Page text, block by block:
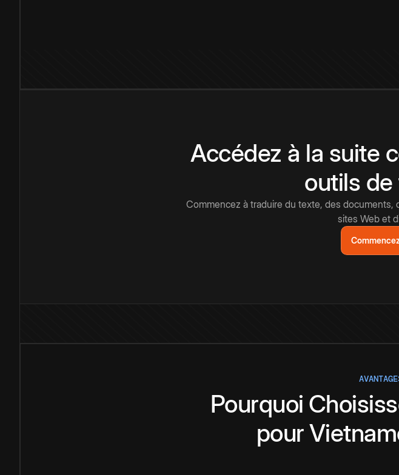
Accédez à la suite
outils
Commencez à traduire du texte, des documents,
sites Web et
Pourquoi
pour